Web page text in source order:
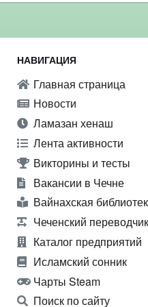
НАВИГАЦИЯ
Главная страница
Новости
Ламазан хенаш
Лента активности
Викторины и тесты
Вакансии в Чечне
Вайнахская
Чеченский
Каталог предприятий
Исламский сонник
Чарты Steam
Поиск по сайту